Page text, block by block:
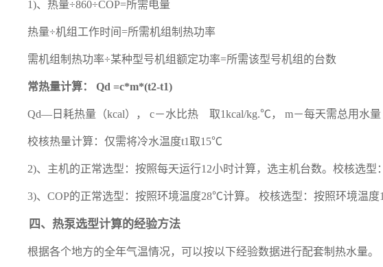
1)、热量÷860÷COP=所需电量
热量÷机组工作时间=所需机组制热功率
需机组制热功率÷某种型号机组额定功率=所需该型号机组的台数
常热量计算： Qd =c*m*(t2-t1)
Qd—日耗热量（kcal）， c－水比热 取1kcal/kg.℃， m－每天需总用水量
校核热量计算：仅需将冷水温度t1取15℃
2)、主机的正常选型：按照每天运行12小时计算，选主机台数。校核选型
3)、COP的正常选型：按照环境温度28℃计算。 校核选型：按照环境温度
四、热泵选型计算的经验方法
根据各个地方的全年气温情况，可以按以下经验数据进行配套制热水量。